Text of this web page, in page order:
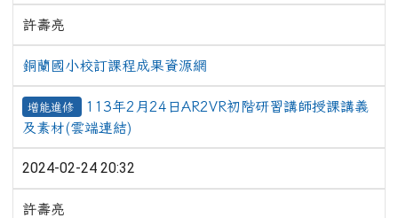
許壽亮
銅蘭國小校訂課程成果資源網
增能進修
113年2月24日AR2VR初階研習講師授課講義
及素材(雲端連結)
2024-02-24 20:32
許壽亮